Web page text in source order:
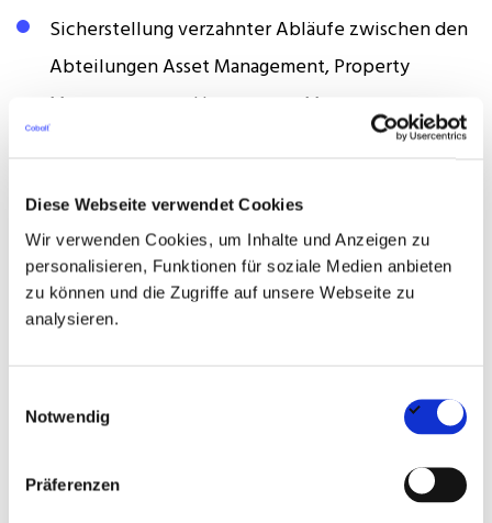
Diese Webseite verwendet Cookies
Wir verwenden Cookies, um Inhalte und Anzeigen zu
personalisieren, Funktionen für soziale Medien anbieten
zu können und die Zugriffe auf unsere Webseite zu
analysieren.
Notwendig
Präferenzen
Sicherstellung verzahnter Abläufe zwischen den
Abteilungen Asset Management, Property
Management und Investment Management
Bauingenieurwesen, Architektur, Technische
Gebäudeausrüstung oder vergleichbare
Qualifikation
komplexer Umbau- und Großsanierungsprojekte
Fundierte Kenntnisse im Bauvertragsrecht (VOB),